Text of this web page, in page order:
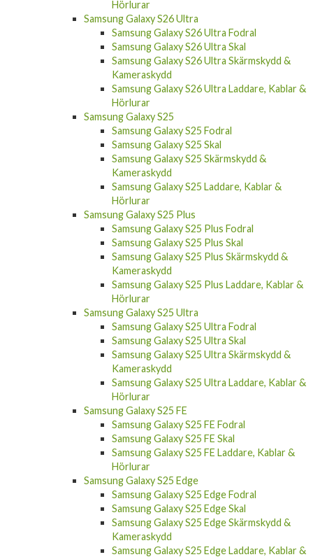
Hörlurar
Samsung Galaxy S26 Ultra
Samsung Galaxy S26 Ultra Fodral
Samsung Galaxy S26 Ultra Skal
Samsung Galaxy S26 Ultra Skärmskydd &
Kameraskydd
Samsung Galaxy S26 Ultra Laddare, Kablar &
Hörlurar
Samsung Galaxy S25
Samsung Galaxy S25 Fodral
Samsung Galaxy S25 Skal
Samsung Galaxy S25 Skärmskydd &
Kameraskydd
Samsung Galaxy S25 Laddare, Kablar &
Hörlurar
Samsung Galaxy S25 Plus
Samsung Galaxy S25 Plus Fodral
Samsung Galaxy S25 Plus Skal
Samsung Galaxy S25 Plus Skärmskydd &
Kameraskydd
Samsung Galaxy S25 Plus Laddare, Kablar &
Hörlurar
Samsung Galaxy S25 Ultra
Samsung Galaxy S25 Ultra Fodral
Samsung Galaxy S25 Ultra Skal
Samsung Galaxy S25 Ultra Skärmskydd &
Kameraskydd
Samsung Galaxy S25 Ultra Laddare, Kablar &
Hörlurar
Samsung Galaxy S25 FE
Samsung Galaxy S25 FE Fodral
Samsung Galaxy S25 FE Skal
Samsung Galaxy S25 FE Laddare, Kablar &
Hörlurar
Samsung Galaxy S25 Edge
Samsung Galaxy S25 Edge Fodral
Samsung Galaxy S25 Edge Skal
Samsung Galaxy S25 Edge Skärmskydd &
Kameraskydd
Samsung Galaxy S25 Edge Laddare, Kablar &